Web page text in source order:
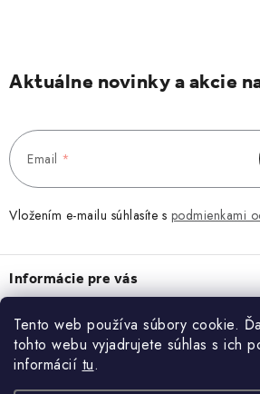
Tento web používa súbory cookie.
tohto webu vyjadrujete súhlas s ich
informácií tu.
Aktuálne novinky a akcie
Email
Vložením e-mailu súhlasíte s podmienkami
á
pInformácie pre vás
Zásady spracovania a ochrany
O NÁS
O nás
Blog